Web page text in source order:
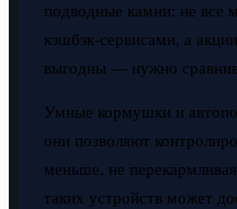
подводные камни: не все
кэшбэк-сервисами, а
выгодны — нужно
Умные кормушки и
они позволяют
меньше, не
таких устройств может